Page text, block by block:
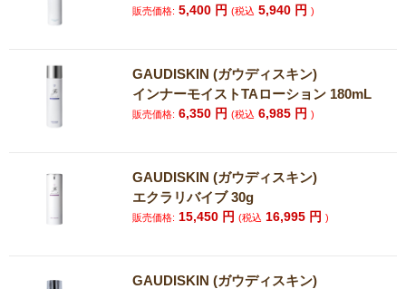
販売価格: 5,400 円(税込 5,940 円)
GAUDISKIN (ガウディスキン)
インナーモイストTAローション 180mL
販売価格: 6,350 円(税込 6,985 円)
GAUDISKIN (ガウディスキン)
エクラリバイブ 30g
販売価格: 15,450 円(税込 16,995 円)
GAUDISKIN (ガウディスキン)